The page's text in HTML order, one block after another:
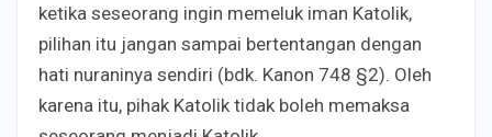
ketika seseorang ingin memeluk iman Katolik,
pilihan itu jangan sampai bertentangan dengan
hati nuraninya sendiri (bdk. Kanon 748 §2). Oleh
karena itu, pihak Katolik tidak boleh memaksa